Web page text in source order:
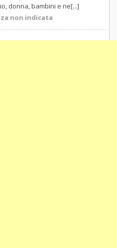
donna, bambini e ne[...]
non indicata